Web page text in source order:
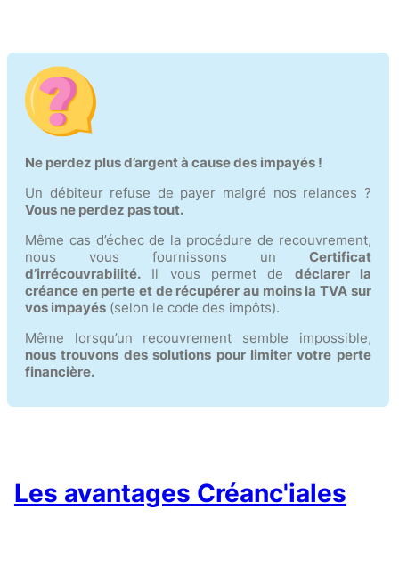
Ne perdez plus d’argent à cause des impayés !
Un débiteur refuse de payer malgré nos relances ?
Vous ne perdez pas tout.
Même cas d’échec de la procédure de recouvrement,
nous vous fournissons un Certificat
d’irrécouvrabilité. Il vous permet de déclarer la
créance en perte et de récupérer au moins la TVA sur
vos impayés (selon le code des impôts).
Même lorsqu’un recouvrement semble impossible,
nous trouvons des solutions pour limiter votre perte
financière.
Les avantages Créanc'iales